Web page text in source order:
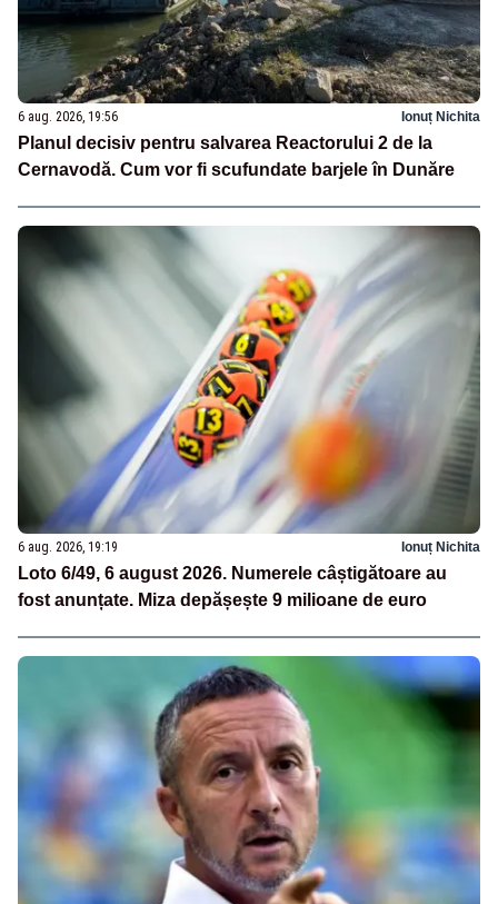
6 aug. 2026, 19:56 Ionuț Nichita
Planul decisiv pentru salvarea Reactorului 2 de la
Cernavodă. Cum vor fi scufundate barjele în Dunăre
6 aug. 2026, 19:19 Ionuț Nichita
Loto 6/49, 6 august 2026. Numerele câștigătoare au
fost anunțate. Miza depășește 9 milioane de euro